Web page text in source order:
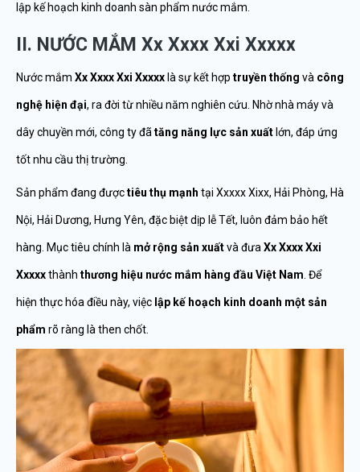
lập kế hoạch kinh doanh sàn phẩm nước mắm.
II. NƯỚC MẮM Xx Xxxx Xxi Xxxxx
Nước mắm Xx Xxxx Xxi Xxxxx là sự kết hợp truyền thống và công
nghệ hiện đại, ra đời từ nhiều năm nghiên cứu. Nhờ nhà máy và
dây chuyền mới, công ty đã tăng năng lực sản xuất lớn, đáp ứng
tốt nhu cầu thị trường.
Sản phẩm đang đượctiêu thụ mạnh tại Xxxxx Xixx, Hải Phòng, Hà
Nội, Hải Dương, Hưng Yên, đặc biệt dịp lễ Tết, luôn đảm bảo hết
hàng. Mục tiêu chính là mở rộng sản xuấtvà đưa Xx Xxxx Xxi
Xxxxxthành thương hiệu nước mắm hàng đầu Việt Nam . Để
hiện thực hóa điều này, việc lập kế hoạch kinh doanh một sản
phẩm rõ ràng là then chốt.